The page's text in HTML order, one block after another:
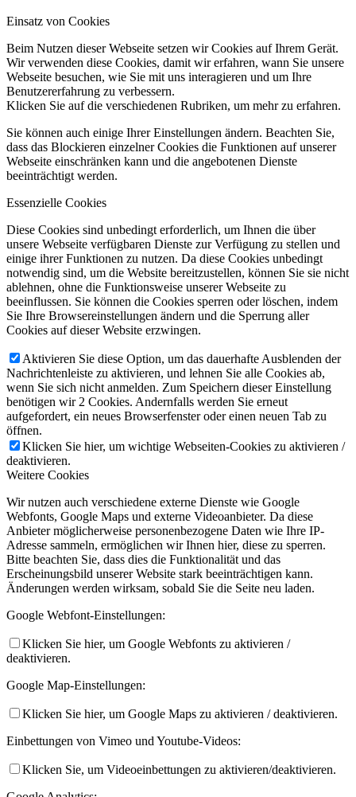
Einsatz von Cookies
Beim Nutzen dieser Webseite setzen wir Cookies auf Ihrem Gerät.
Wir verwenden diese Cookies, damit wir erfahren, wann Sie unsere
Webseite besuchen, wie Sie mit uns interagieren und um Ihre
Benutzererfahrung zu verbessern.
Klicken Sie auf die verschiedenen Rubriken, um mehr zu erfahren.
Sie können auch einige Ihrer Einstellungen ändern. Beachten Sie,
dass das Blockieren einzelner Cookies die Funktionen auf unserer
Webseite einschränken kann und die angebotenen Dienste
beeinträchtigt werden.
Essenzielle Cookies
Diese Cookies sind unbedingt erforderlich, um Ihnen die über
unsere Webseite verfügbaren Dienste zur Verfügung zu stellen und
einige ihrer Funktionen zu nutzen. Da diese Cookies unbedingt
notwendig sind, um die Website bereitzustellen, können Sie sie nicht
ablehnen, ohne die Funktionsweise unserer Webseite zu
beeinflussen. Sie können die Cookies sperren oder löschen, indem
Sie Ihre Browsereinstellungen ändern und die Sperrung aller
Cookies auf dieser Website erzwingen.
Aktivieren Sie diese Option, um das dauerhafte Ausblenden der
Nachrichtenleiste zu aktivieren, und lehnen Sie alle Cookies ab,
wenn Sie sich nicht anmelden. Zum Speichern dieser Einstellung
benötigen wir 2 Cookies. Andernfalls werden Sie erneut
aufgefordert, ein neues Browserfenster oder einen neuen Tab zu
öffnen.
Klicken Sie hier, um wichtige Webseiten-Cookies zu aktivieren /
deaktivieren.
Weitere Cookies
Wir nutzen auch verschiedene externe Dienste wie Google
Webfonts, Google Maps und externe Videoanbieter. Da diese
Anbieter möglicherweise personenbezogene Daten wie Ihre IP-
Adresse sammeln, ermöglichen wir Ihnen hier, diese zu sperren.
Bitte beachten Sie, dass dies die Funktionalität und das
Erscheinungsbild unserer Website stark beeinträchtigen kann.
Änderungen werden wirksam, sobald Sie die Seite neu laden.
Google Webfont-Einstellungen:
Klicken Sie hier, um Google Webfonts zu aktivieren /
deaktivieren.
Google Map-Einstellungen:
Klicken Sie hier, um Google Maps zu aktivieren / deaktivieren.
Einbettungen von Vimeo und Youtube-Videos:
Klicken Sie, um Videoeinbettungen zu aktivieren/deaktivieren.